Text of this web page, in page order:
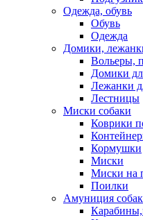
Одежда, обувь
Обувь
Одежда
Домики,
Вольеры,
Домики
Лежанки
Лестницы
Миски собаки
Коврики
Кормушки
Миски
Миски на
Поилки
Амуниция